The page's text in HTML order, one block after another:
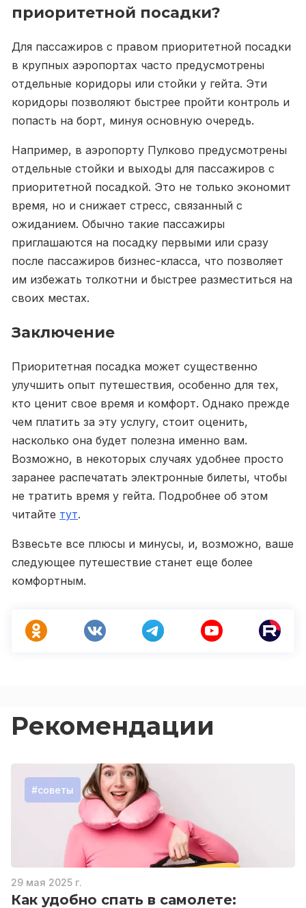
приоритетной посадки?
Для пассажиров с правом приоритетной посадки
в крупных аэропортах часто предусмотрены
отдельные коридоры или стойки у гейта. Эти
коридоры позволяют быстрее пройти контроль и
попасть на борт, минуя основную очередь.
Например, в аэропорту Пулково предусмотрены
отдельные стойки и выходы для пассажиров с
приоритетной посадкой. Это не только экономит
время, но и снижает стресс, связанный с
ожиданием. Обычно такие пассажиры
приглашаются на посадку первыми или сразу
после пассажиров бизнес-класса, что позволяет
им избежать толкотни и быстрее разместиться на
своих местах.
Заключение
Приоритетная посадка может существенно
улучшить опыт путешествия, особенно для тех,
кто ценит свое время и комфорт. Однако прежде
чем платить за эту услугу, стоит оценить,
насколько она будет полезна именно вам.
Возможно, в некоторых случаях удобнее просто
заранее распечатать электронные билеты, чтобы
не тратить время у гейта. Подробнее об этом
читайте тут.
Взвесьте все плюсы и минусы, и, возможно, ваше
следующее путешествие станет еще более
комфортным.
Рекомендации
#советы
29 мая 2025 г.
Как удобно спать в самолете: